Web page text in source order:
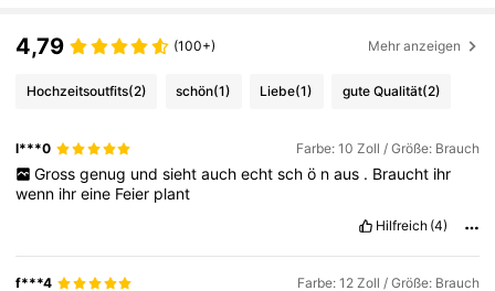
4,79 (100+) Mehr anzeigen
Hochzeitsoutfits(2) schön(1) Liebe(1) gute Qualität(2)
l***0 Farbe: 10 Zoll / Größe: Brauch
Gross genug und sieht auch echt sch ö n aus . Braucht ihr
wenn ihreine Feier plant
Hilfreich (4)
f***4 Farbe: 12 Zoll / Größe: Brauch